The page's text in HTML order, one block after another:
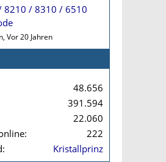
8210 / 8310 / 6510
Vor 20 Jahren
48.656
391.594
22.060
222
Kristallprinz